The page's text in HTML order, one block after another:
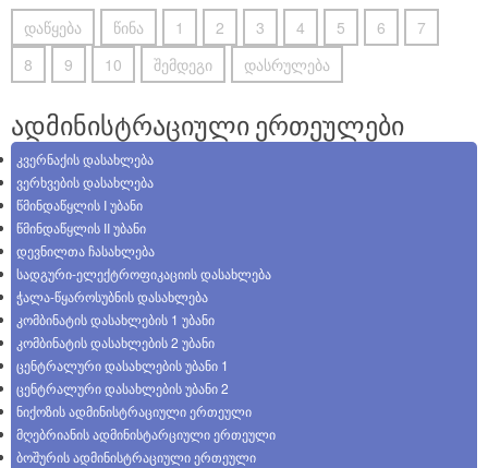
დაწყება წინა 1 2 3 4 5 6
7
8
9 10 შემდეგი დასრულება
ადმინისტრაციული ერთეულები
კვერნაქის დასახლება
ვერხვების დასახლება
წმინდაწყლის I უბანი
წმინდაწყლის II უბანი
დევნილთა ჩასახლება
სადგური-ელექტროფიკაციის დასახლება
ჭალა-წყაროსუბნის დასახლება
კომბინატის დასახლების 1 უბანი
კომბინატის დასახლების 2 უბანი
ცენტრალური დასახლების უბანი 1
ცენტრალური დასახლების უბანი 2
ნიქოზის ადმინისტრაციული ერთეული
მღებრიანის ადმინისტარციული ერთეული
ბოშურის ადმინისტრაციული ერთეული